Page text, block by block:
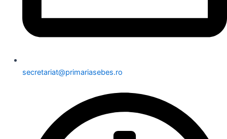
secretariat@primariasebes.ro